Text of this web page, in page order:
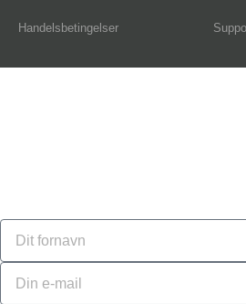
Handelsbetingelser